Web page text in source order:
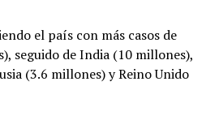
el país con más casos de
seguido de India (10 millones),
(3.6 millones) y Reino Unido